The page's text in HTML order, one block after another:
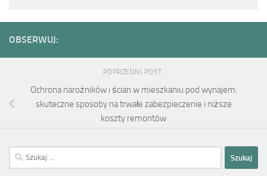
OBSERWUJ:
POPRZEDNI POST
Ochrona narożników i ścian w mieszkaniu pod wynajem:
skuteczne sposoby na trwałe zabezpieczenie i niższe
koszty remontów
Szukaj: